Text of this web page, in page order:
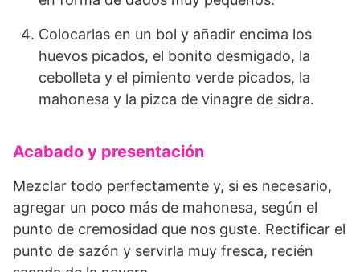
Colocarlas en un bol y añadir encima los
huevos picados, el bonito desmigado, la
cebolleta y el pimiento verde picados, la
mahonesa y la pizca de vinagre de sidra.
Acabado y presentación
Mezclar todo perfectamente y, si es necesario,
agregar un poco más de mahonesa, según el
punto de cremosidad que nos guste. Rectificar el
punto de sazón y servirla muy fresca, recién